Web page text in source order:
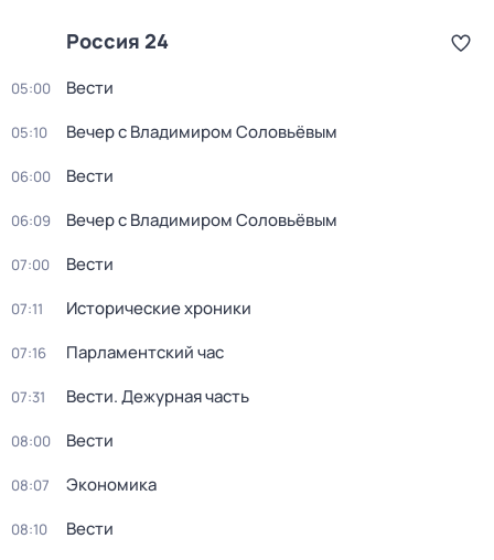
Россия 24
05:00 Вести
05:10 Вечер с Владимиром Соловьёвым
06:00 Вести
06:09 Вечер с Владимиром Соловьёвым
07:00 Вести
07:11 Исторические хроники
07:16 Парламентский час
07:31 Вести. Дежурная часть
08:00 Вести
08:07 Экономика
08:10 Вести